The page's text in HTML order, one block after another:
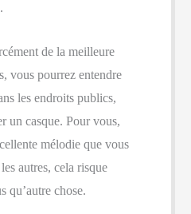
de la meilleure
vous pourrez entendre
les endroits publics,
un casque. Pour vous,
mélodie que vous
autres, cela risque
qu’autre chose.